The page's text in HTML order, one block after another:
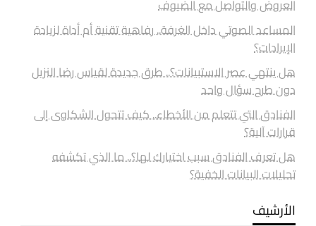
العروض والتواصل مع الضيوف
المساعد الصوتي داخل الغرفة.. رفاهية تقنية أم أداة لزيادة
الإيرادات؟
هل ينتهي عصر الاستبيانات؟.. طرق جديدة لقياس رضا النزيل
دون طرح سؤال واحد
الفنادق التي تتعلم من الأخطاء.. كيف تتحول الشكاوى إلى
قرارات آلية؟
هل تعرف الفنادق سبب اختيارك لها؟.. ما الذي تكشفه
تحليلات البيانات الخفية؟
الأرشيف